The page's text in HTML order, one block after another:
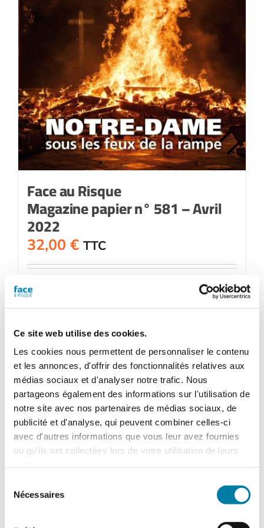
Ce site web utilise des cookies.
Les cookies nous permettent de personnaliser le contenu
et les annonces, d'offrir des fonctionnalités relatives aux
médias sociaux et d'analyser notre trafic. Nous
partageons également des informations sur l'utilisation de
notre site avec nos partenaires de médias sociaux, de
publicité et d'analyse, qui peuvent combiner celles-ci
avec d'autres informations que vous leur avez fournies
ou qu'ils ont collectées lors de votre utilisation de leurs
Nécessaires
Face au Risque
Magazine papier n° 581 – Avril
2022
32,00 € TTC
de
au
RisqueMagazine
papier
n°
581
Avril
2022